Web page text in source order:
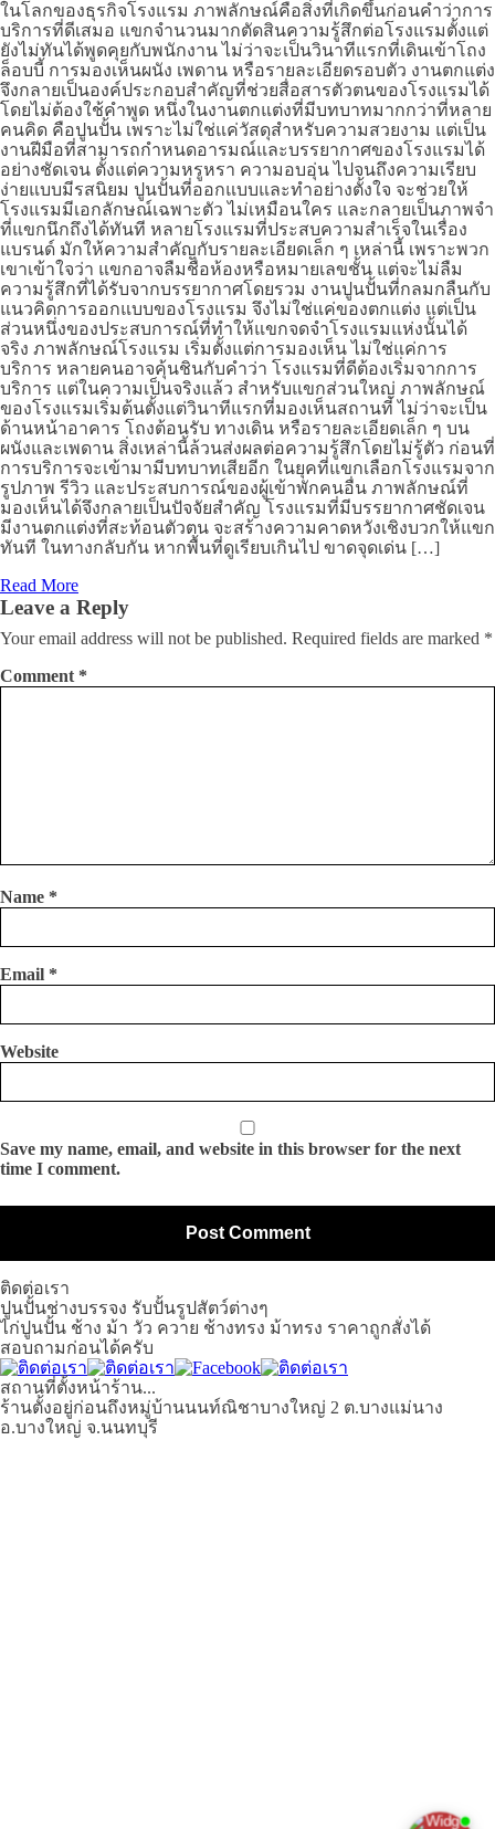
ในโลกของธุรกิจโรงแรม ภาพลักษณ์คือสิ่งที่เกิดขึ้นก่อนคำว่าการ
บริการที่ดีเสมอ แขกจำนวนมากตัดสินความรู้สึกต่อโรงแรมตั้งแต่
ยังไม่ทันได้พูดคุยกับพนักงาน ไม่ว่าจะเป็นวินาทีแรกที่เดินเข้าโถง
ล็อบบี้ การมองเห็นผนัง เพดาน หรือรายละเอียดรอบตัว งานตกแต่ง
จึงกลายเป็นองค์ประกอบสำคัญที่ช่วยสื่อสารตัวตนของโรงแรมได้
โดยไม่ต้องใช้คำพูด หนึ่งในงานตกแต่งที่มีบทบาทมากกว่าที่หลาย
คนคิด คือปูนปั้น เพราะไม่ใช่แค่วัสดุสำหรับความสวยงาม แต่เป็น
งานฝีมือที่สามารถกำหนดอารมณ์และบรรยากาศของโรงแรมได้
อย่างชัดเจน ตั้งแต่ความหรูหรา ความอบอุ่น ไปจนถึงความเรียบ
ง่ายแบบมีรสนิยม ปูนปั้นที่ออกแบบและทำอย่างตั้งใจ จะช่วยให้
โรงแรมมีเอกลักษณ์เฉพาะตัว ไม่เหมือนใคร และกลายเป็นภาพจำ
ที่แขกนึกถึงได้ทันที หลายโรงแรมที่ประสบความสำเร็จในเรื่อง
แบรนด์ มักให้ความสำคัญกับรายละเอียดเล็ก ๆ เหล่านี้ เพราะพวก
เขาเข้าใจว่า แขกอาจลืมชื่อห้องหรือหมายเลขชั้น แต่จะไม่ลืม
ความรู้สึกที่ได้รับจากบรรยากาศโดยรวม งานปูนปั้นที่กลมกลืนกับ
แนวคิดการออกแบบของโรงแรม จึงไม่ใช่แค่ของตกแต่ง แต่เป็น
ส่วนหนึ่งของประสบการณ์ที่ทำให้แขกจดจำโรงแรมแห่งนั้นได้
จริง ภาพลักษณ์โรงแรม เริ่มตั้งแต่การมองเห็น ไม่ใช่แค่การ
บริการ หลายคนอาจคุ้นชินกับคำว่า โรงแรมที่ดีต้องเริ่มจากการ
บริการ แต่ในความเป็นจริงแล้ว สำหรับแขกส่วนใหญ่ ภาพลักษณ์
ของโรงแรมเริ่มต้นตั้งแต่วินาทีแรกที่มองเห็นสถานที่ ไม่ว่าจะเป็น
ด้านหน้าอาคาร โถงต้อนรับ ทางเดิน หรือรายละเอียดเล็ก ๆ บน
ผนังและเพดาน สิ่งเหล่านี้ล้วนส่งผลต่อความรู้สึกโดยไม่รู้ตัว ก่อนที่
การบริการจะเข้ามามีบทบาทเสียอีก ในยุคที่แขกเลือกโรงแรมจาก
รูปภาพ รีวิว และประสบการณ์ของผู้เข้าพักคนอื่น ภาพลักษณ์ที่
มองเห็นได้จึงกลายเป็นปัจจัยสำคัญ โรงแรมที่มีบรรยากาศชัดเจน
มีงานตกแต่งที่สะท้อนตัวตน จะสร้างความคาดหวังเชิงบวกให้แขก
ทันที ในทางกลับกัน หากพื้นที่ดูเรียบเกินไป ขาดจุดเด่น […]
Read More
Leave a Reply
Your email address will not be published. Required fields are marked *
Comment *
Name *
Email *
Website
Save my name, email, and website in this browser for the next
time I comment.
ติดต่อเรา
ปูนปั้นช่างบรรจง รับปั้นรูปสัตว์ต่างๆ
ไก่ปูนปั้น ช้าง ม้า วัว ควาย ช้างทรง ม้าทรง ราคาถูกสั่งได้
สอบถามก่อนได้ครับ
สถานที่ตั้งหน้าร้าน...
ร้านตั้งอยู่ก่อนถึงหมู่บ้านนนท์ณิชาบางใหญ่ 2 ต.บางแม่นาง
อ.บางใหญ่ จ.นนทบุรี